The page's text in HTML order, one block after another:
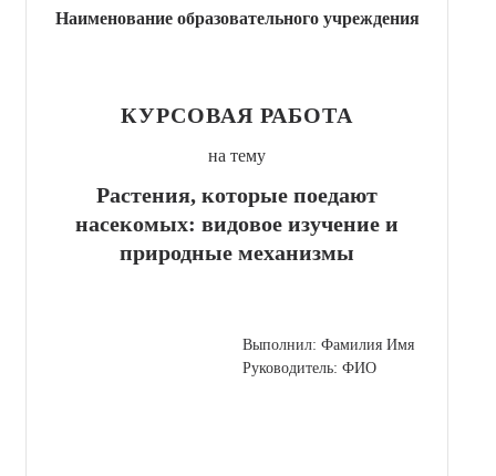
Наименование образовательного учреждения
КУРСОВАЯ РАБОТА
на тему
Растения, которые поедают
насекомых: видовое изучение и
природные механизмы
Выполнил: Фамилия Имя
Руководитель: ФИО